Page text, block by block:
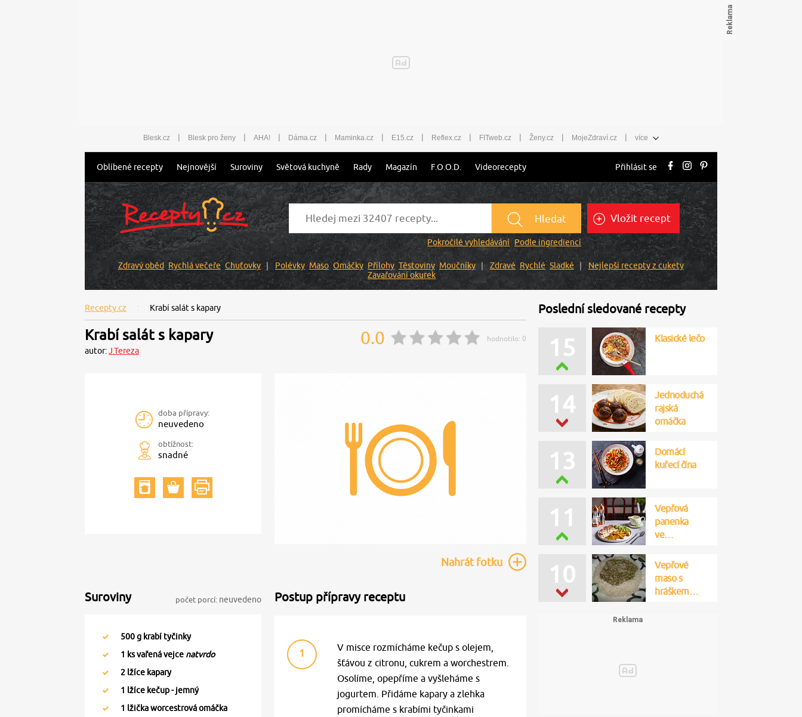
Blesk.cz | Blesk pro ženy | AHA! | Dáma.cz | Maminka.cz | E15.cz | Reflex.cz | FITweb.cz | Ženy.cz | MojeZdraví.cz | více
Oblíbené recepty Nejnovější Suroviny Světová kuchyně Rady Magazín F.O.O.D. Videorecepty Přihlásit se
Hledat
Pokročilé vyhledávání Podle ingrediencí
Vložit recept
Zdravý oběd Rychlá večeře Chuťovky Polévky Maso Omáčky Přílohy Těstoviny Moučníky Zdravé Rychlé Sladké
Nejlepší recepty z cukety
Zavařování okurek
Recepty.cz Krabí salát s kapary
Krabí salát s kapary
autor:J.Tereza
0.0 hodnotilo: 0
doba přípravy:
neuvedeno
obtížnost:
snadné
Nahrátfotku
Suroviny počet porcí: neuvedeno
500g krabí tyčinky
1 ks vařená vejce natvrdo
2 lžíce kapary
1 lžíce kečup - jemný
1 lžička worcestrová omáčka
Postup přípravy receptu
1
V misce rozmícháme kečup s olejem,
šťávou z citronu, cukrem a worchestrem.
Osolíme, opepříme a vyšleháme s
jogurtem. Přidáme kapary a zlehka
promícháme s krabími tyčinkami
Poslední sledované recepty
14
Jednoduchá
rajská
omáčka
15 Klasické lečo
11
Vepřová
panenka
ve…
13
Domácí
kuřecí čína
10
Vepřové
maso s
hráškem…